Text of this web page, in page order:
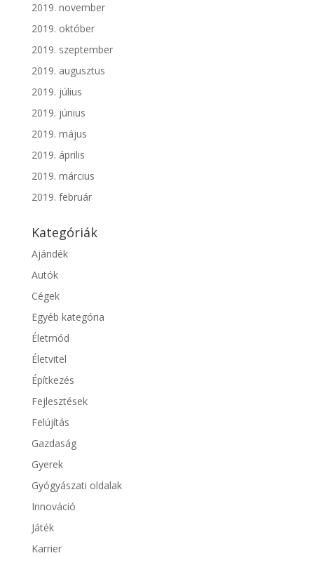
2019. november
2019. október
2019. szeptember
2019. augusztus
2019. július
2019. június
2019. május
2019. április
2019. március
2019. február
Kategóriák
Ajándék
Autók
Cégek
Egyéb kategória
Életmód
Életvitel
Építkezés
Fejlesztések
Felújítás
Gazdaság
Gyerek
Gyógyászati oldalak
Innováció
Játék
Karrier